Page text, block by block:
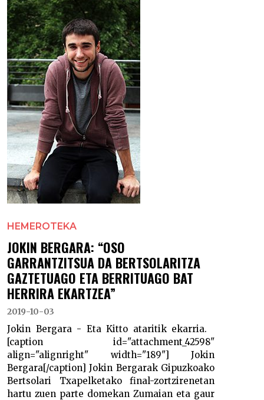
HEMEROTEKA
JOKIN BERGARA: “OSO
GARRANTZITSUA DA BERTSOLARITZA
GAZTETUAGO ETA BERRITUAGO BAT
HERRIRA EKARTZEA”
2019-10-03
Jokin Bergara - Eta Kitto ataritik ekarria.
[caption id="attachment_42598"
align="alignright" width="189"] Jokin
Bergara[/caption] Jokin Bergarak Gipuzkoako
Bertsolari Txapelketako final-zortzirenetan
hartu zuen parte domekan Zumaian eta gaur